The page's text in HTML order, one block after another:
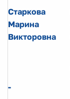
Старкова
Марина
Викторовна
-